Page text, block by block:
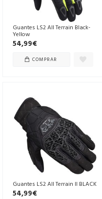
Guantes LS2 All Terrain Black-
Yellow
54,99€
COMPRAR
Guantes LS2 All Terrain II BLACK
54,99€